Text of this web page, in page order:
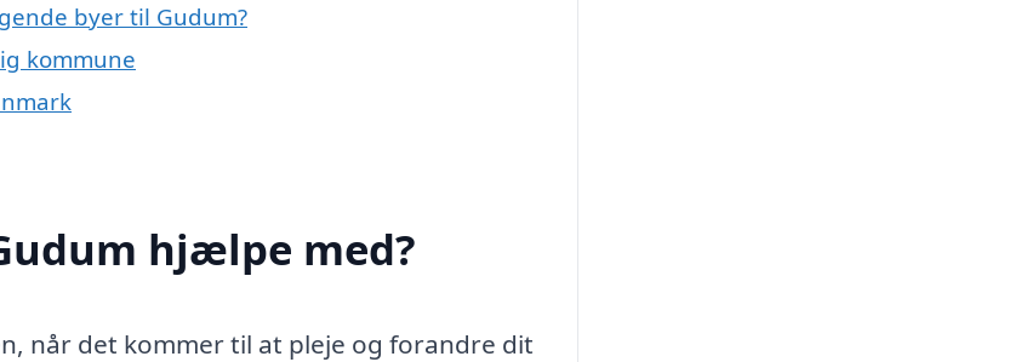
byer til Gudum?
kommune
hjælpe med?
når det kommer til at pleje og forandre dit